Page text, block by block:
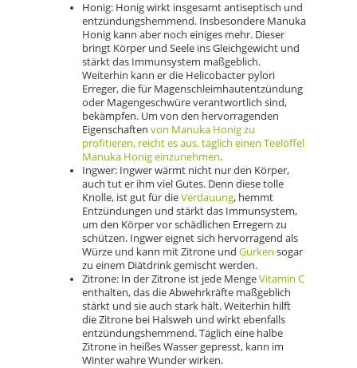
Honig: Honig wirkt insgesamt antiseptisch und
entzündungshemmend. Insbesondere Manuka
Honig kann aber noch einiges mehr. Dieser
bringt Körper und Seele ins Gleichgewicht und
stärkt das Immunsystem maßgeblich.
Weiterhin kann er die Helicobacter pylori
Erreger, die für Magenschleimhautentzündung
oder Magengeschwüre verantwortlich sind,
bekämpfen. Um von den hervorragenden
Eigenschaften von Manuka Honig zu
profitieren, reicht es aus, täglich einen Teelöffel
Manuka Honig einzunehmen.
Ingwer: Ingwer wärmt nicht nur den Körper,
auch tut er ihm viel Gutes. Denn diese tolle
Knolle, ist gut für dieVerdauung, hemmt
Entzündungen und stärkt das Immunsystem,
um den Körper vor schädlichen Erregern zu
schützen. Ingwer eignet sich hervorragend als
Würze und kann mit Zitrone und Gurken sogar
zu einem Diätdrink gemischt werden.
Zitrone: In der Zitrone ist jede MengeVitamin C
enthalten, das die Abwehrkräfte maßgeblich
stärkt und sie auch stark hält. Weiterhin hilft
die Zitrone bei Halsweh und wirkt ebenfalls
entzündungshemmend. Täglich eine halbe
Zitrone in heißes Wasser gepresst, kann im
Winter wahre Wunder wirken.